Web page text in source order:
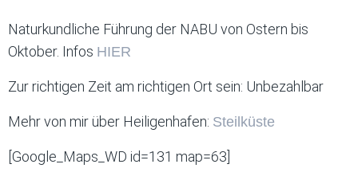
Naturkundliche Führung der NABU von Ostern bis
Oktober. Infos HIER
Zur richtigen Zeit am richtigen Ort sein: Unbezahlbar
Mehr von mir über Heiligenhafen: Steilküste
[Google_Maps_WD id=131 map=63]